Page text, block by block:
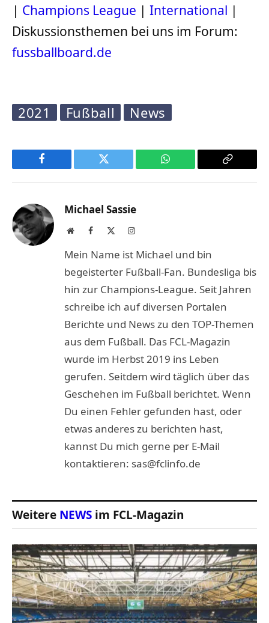
| Champions League | International |
Diskussionsthemen bei uns im Forum:
fussballboard.de
2021 Fußball News
Facebook Twitter WhatsApp
Copy
Michael Sassie
WebsiteFacebook Instagram
Mein Name ist Michael und bin
begeisterter Fußball-Fan. Bundesliga bis
hin zur Champions-League. Seit Jahren
schreibe ich auf diversen Portalen
Berichte und News zu den TOP-Themen
aus dem Fußball. Das FCL-Magazin
wurde im Herbst 2019 ins Leben
gerufen. Seitdem wird täglich über das
Geschehen im Fußball berichtet. Wenn
Du einen Fehler gefunden hast, oder
etwas anderes zu berichten hast,
kannst Du mich gerne per E-Mail
kontaktieren: sas@fclinfo.de
Weitere NEWS im FCL-Magazin